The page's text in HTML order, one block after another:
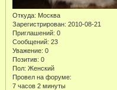
Откуда: Москва
Зарегистрирован: 2010-08-21
Приглашений: 0
Сообщений: 23
Уважение: 0
Позитив: 0
Пол: Женский
Провел на форуме:
7 часов 2 минуты